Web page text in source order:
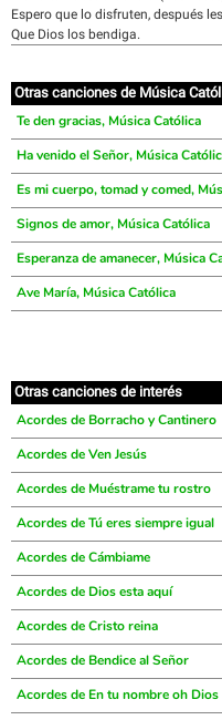
Espero que lo disfruten, después
Que Dios los bendiga.
Otras canciones de Música
Te den gracias, Música Católica
Ha venido el Señor, Música
Es mi cuerpo, tomad y comed,
Signos de amor, Música Católica
Esperanza de amanecer, Música
Ave María, Música Católica
Otras canciones de interés
Acordes de Borracho y Cantinero
Acordes de Ven Jesús
Acordes de Muéstrame tu rostro
Acordes de Tú eres siempre igual
Acordes de Cámbiame
Acordes de Dios esta aquí
Acordes de Cristo reina
Acordes de Bendice al Señor
Acordes de En tu nombre oh Dios